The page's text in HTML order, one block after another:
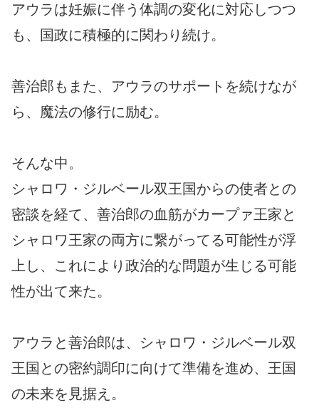
アウラは妊娠に伴う体調の変化に対応しつつ
も、国政に積極的に関わり続け。
善治郎もまた、アウラのサポートを続けなが
ら、魔法の修行に励む。
そんな中。
シャロワ・ジルベール双王国からの使者との
密談を経て、善治郎の血筋がカープァ王家と
シャロワ王家の両方に繋がってる可能性が浮
上し、これにより政治的な問題が生じる可能
性が出て来た。
アウラと善治郎は、シャロワ・ジルベール双
王国との密約調印に向けて準備を進め、王国
の未来を見据え。